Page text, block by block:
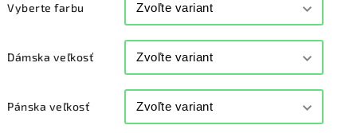
Vyberte farbu
Dámska veľkosť
Pánska veľkosť